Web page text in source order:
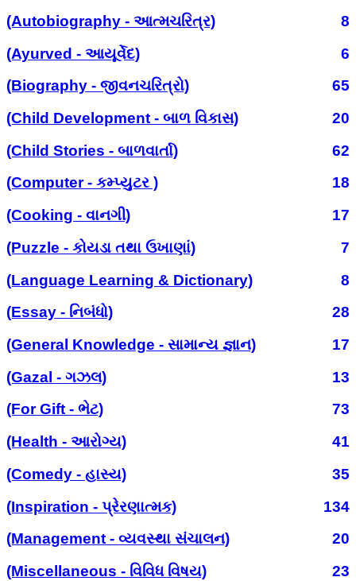
(Autobiography - આત્મચરિત્ર)
8
(Ayurved - આયૂર્વેદ)
6
(Biography - જીવનચરિત્રો)
65
(Child Development - બાળ વિકાસ)
20
(Child Stories - બાળવાર્તા)
62
(Computer - કમ્પ્યુટર )
18
(Cooking - વાનગી)
17
(Puzzle - કોયડા તથા ઉખાણાં)
7
(Language Learning & Dictionary)
8
(Essay - નિબંધો)
28
(General Knowledge - સામાન્ય જ્ઞાન)
17
(Gazal - ગઝલ)
13
(For Gift - ભેટ)
73
(Health - આરોગ્ય)
41
(Comedy - હાસ્ય)
35
(Inspiration - પ્રેરણાત્મક)
134
(Management - વ્યવસ્થા સંચાલન)
20
(Miscellaneous - વિવિધ વિષય)
23